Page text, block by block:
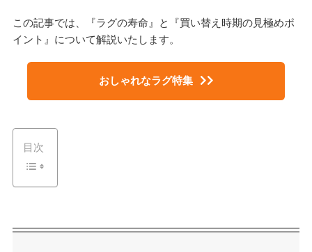
この記事では、『ラグの寿命』と『買い替え時期の見極めポ
イント』について解説いたします。
おしゃれなラグ特集
目次